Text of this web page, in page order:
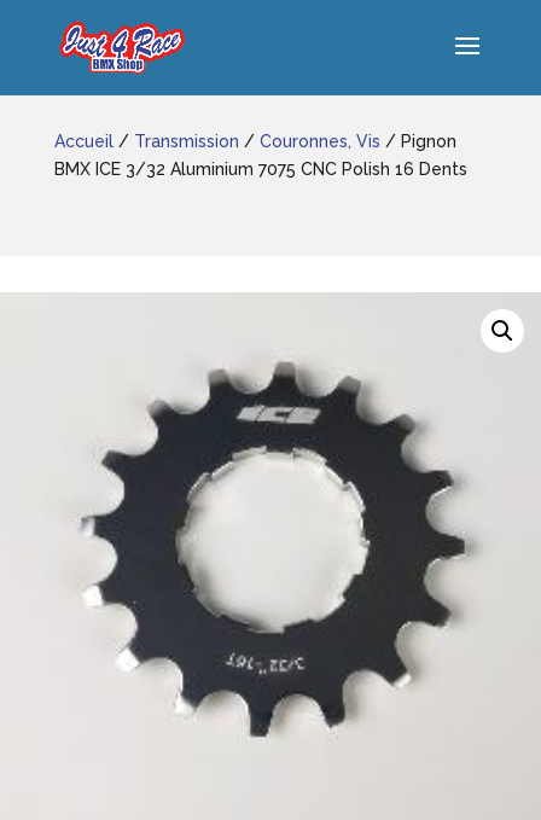
Accueil/ Transmission / Couronnes, Vis / Pignon
BMX ICE 3/32 Aluminium 7075 CNC Polish 16 Dents